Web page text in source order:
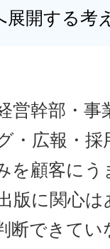
展開する考
営幹部・事
・広報・採
を顧客に
版に関心
断できてい